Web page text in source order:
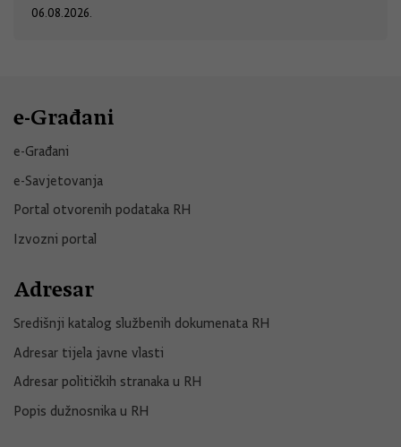
06.08.2026.
e-Građani
e-Građani
e-Savjetovanja
Portal otvorenih podataka RH
Izvozni portal
Adresar
Središnji katalog službenih dokumenata RH
Adresar tijela javne vlasti
Adresar političkih stranaka u RH
Popis dužnosnika u RH